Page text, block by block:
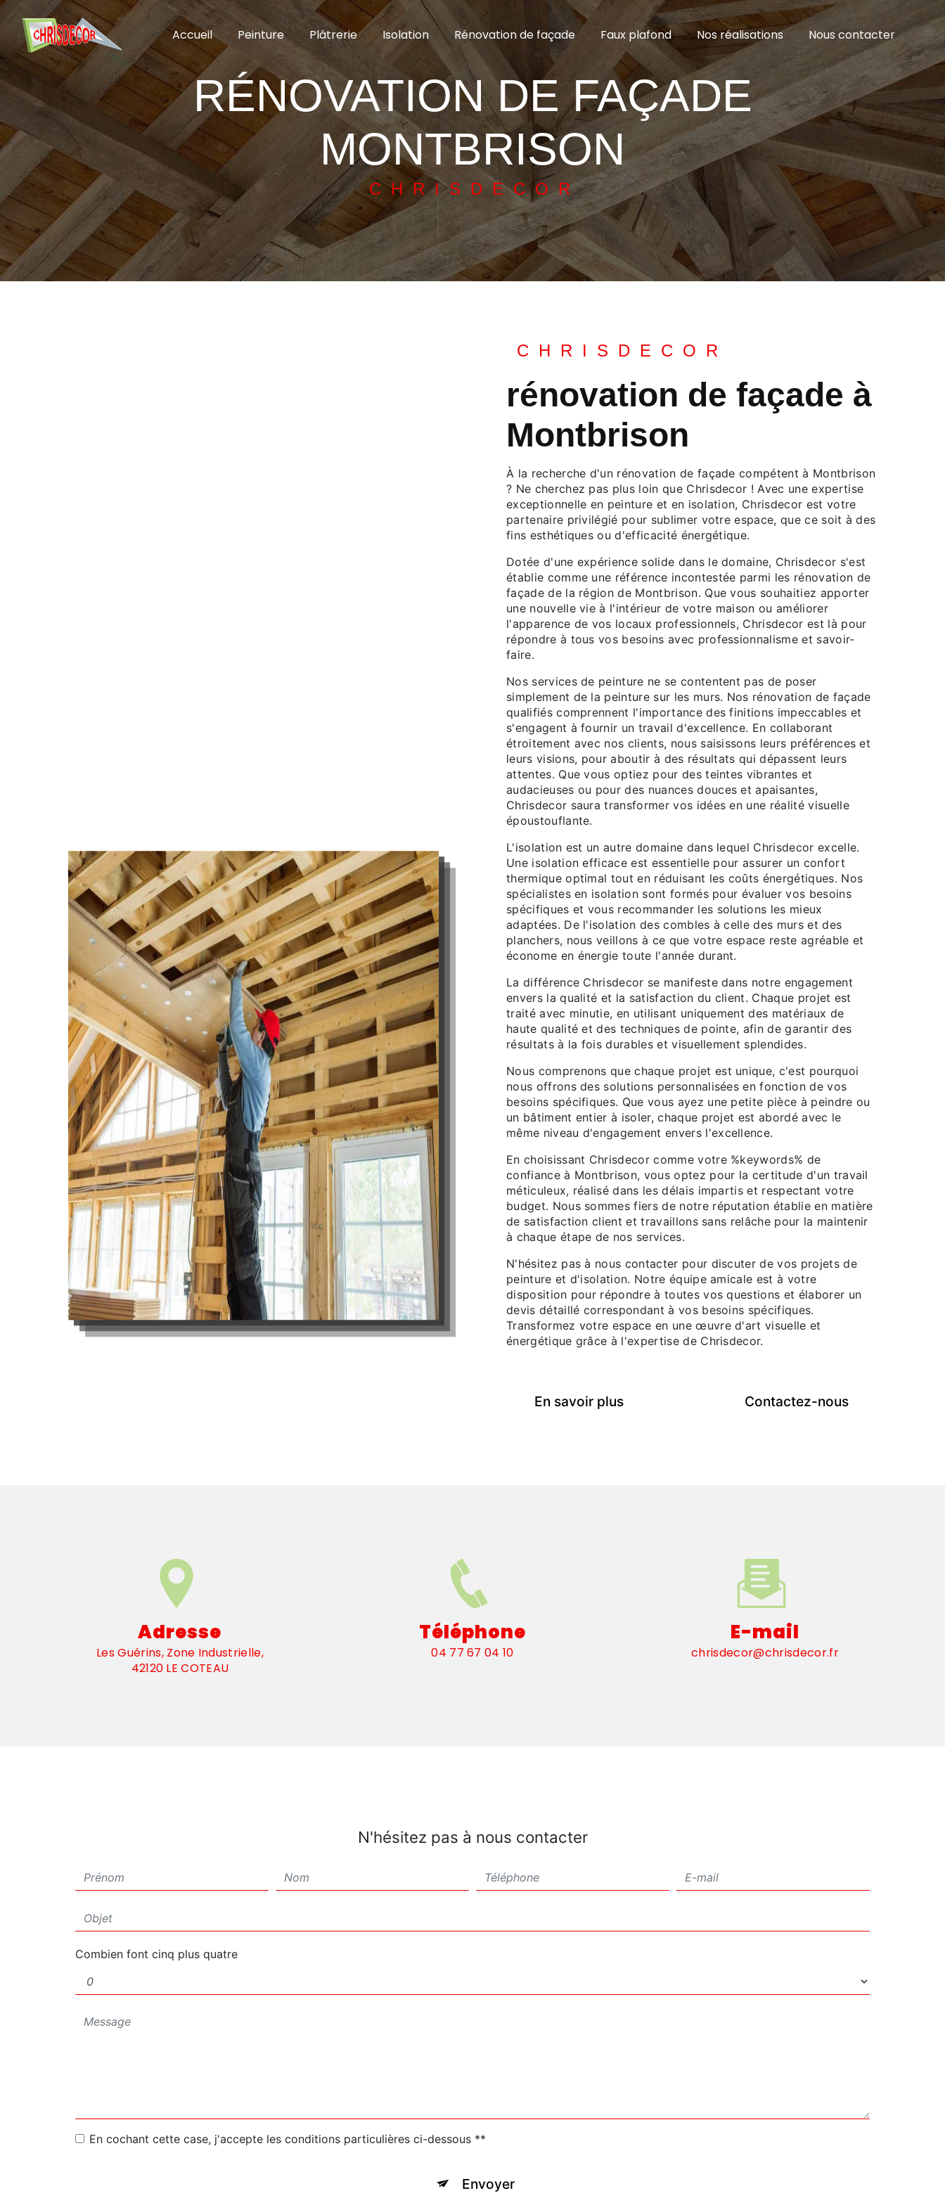
Accueil Peinture Plâtrerie Isolation Rénovation de façade Faux plafond Nos réalisations Nous contacter
RÉNOVATION DE FAÇADE
MONTBRISON
CHRISDECOR
CHRISDECOR
rénovation de façade à
Montbrison
À la recherche d'un rénovation de façade compétent à Montbrison
? Ne cherchez pas plus loin que Chrisdecor ! Avec une expertise
exceptionnelle en peinture et en isolation, Chrisdecor est votre
partenaire privilégié pour sublimer votre espace, que ce soit à des
fins esthétiques ou d'efficacité énergétique.
Dotée d'une expérience solide dans le domaine, Chrisdecor s'est
établie comme une référence incontestée parmi les rénovation de
façade de la région de Montbrison. Que vous souhaitiez apporter
une nouvelle vie à l'intérieur de votre maison ou améliorer
l'apparence de vos locaux professionnels, Chrisdecor est là pour
répondre à tous vos besoins avec professionnalisme et savoir-
faire.
Nos services de peinture ne se contentent pas de poser
simplement de la peinture sur les murs. Nos rénovation de façade
qualifiés comprennent l'importance des finitions impeccables et
s'engagent à fournir un travail d'excellence. En collaborant
étroitement avec nos clients, nous saisissons leurs préférences et
leurs visions, pour aboutir à des résultats qui dépassent leurs
attentes. Que vous optiez pour des teintes vibrantes et
audacieuses ou pour des nuances douces et apaisantes,
Chrisdecor saura transformer vos idées en une réalité visuelle
époustouflante.
L'isolation est un autre domaine dans lequel Chrisdecor excelle.
Une isolation efficace est essentielle pour assurer un confort
thermique optimal tout en réduisant les coûts énergétiques. Nos
spécialistes en isolation sont formés pour évaluer vos besoins
spécifiques et vous recommander les solutions les mieux
adaptées. De l'isolation des combles à celle des murs et des
planchers, nous veillons à ce que votre espace reste agréable et
économe en énergie toute l'année durant.
La différence Chrisdecor se manifeste dans notre engagement
envers la qualité et la satisfaction du client. Chaque projet est
traité avec minutie, en utilisant uniquement des matériaux de
haute qualité et des techniques de pointe, afin de garantir des
résultats à la fois durables et visuellement splendides.
Nous comprenons que chaque projet est unique, c'est pourquoi
nous offrons des solutions personnalisées en fonction de vos
besoins spécifiques. Que vous ayez une petite pièce à peindre ou
un bâtiment entier à isoler, chaque projet est abordé avec le
même niveau d'engagement envers l'excellence.
En choisissant Chrisdecor comme votre %keywords% de
confiance à Montbrison, vous optez pour la certitude d'un travail
méticuleux, réalisé dans les délais impartis et respectant votre
budget. Nous sommes fiers de notre réputation établie en matière
de satisfaction client et travaillons sans relâche pour la maintenir
à chaque étape de nos services.
N'hésitez pas à nous contacter pour discuter de vos projets de
peinture et d'isolation. Notre équipe amicale est à votre
disposition pour répondre à toutes vos questions et élaborer un
devis détaillé correspondant à vos besoins spécifiques.
Transformez votre espace en une œuvre d'art visuelle et
énergétique grâce à l'expertise de Chrisdecor.
En savoir plus Contactez-nous
Adresse
Les Guérins, Zone Industrielle,
42120 LE COTEAU
Téléphone
04 77 67 04 10
E-mail
chrisdecor@chrisdecor.fr
N'hésitez pas à nous contacter
Combien font cinq plus quatre
En cochant cette case, j'accepte les conditions particulières ci-dessous **
Envoyer
Panneau de gestion des cookies